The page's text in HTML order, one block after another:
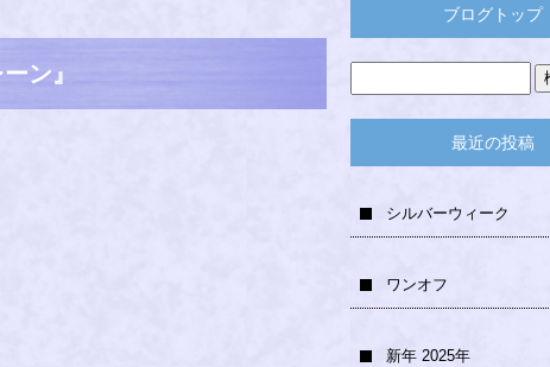
ン』
ブログトップ
最近の投稿
シルバーウィーク
ワンオフ
新年 2025年